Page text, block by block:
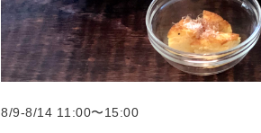
8/9-8/14 11:00〜15:00